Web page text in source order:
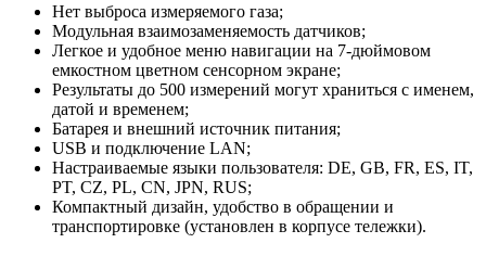
Нет выброса измеряемого газа;
Модульная взаимозаменяемость датчиков;
Легкое и удобное меню навигации на 7-дюймовом
емкостном цветном сенсорном экране;
Результаты до 500 измерений могут храниться с именем,
датой и временем;
Батарея и внешний источник питания;
USB и подключение LAN;
Настраиваемые языки пользователя: DE, GB, FR, ES, IT,
PT, CZ, PL, CN, JPN, RUS;
Компактный дизайн, удобство в обращении и
транспортировке (установлен в корпусе тележки).